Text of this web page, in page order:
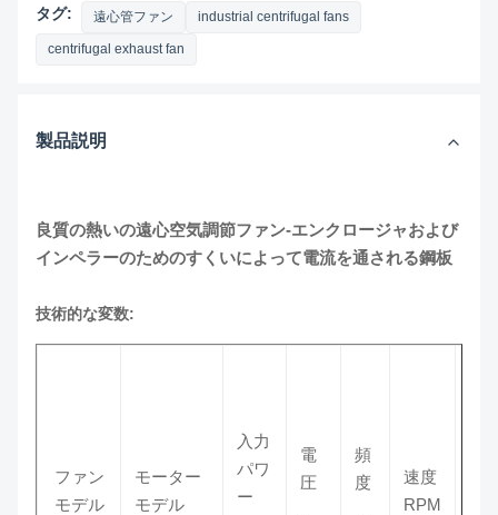
タグ: 遠心管ファン industrial centrifugal fans
centrifugal exhaust fan
製品説明
良質の熱いの遠心空気調節ファン-エンクロージャおよび
インペラーのためのすくいによって電流を通される鋼板
技術的な変数:
ファン
モデル
モーター
モデル
入力
パワ
ー
電
圧
頻
度
速度
RPM